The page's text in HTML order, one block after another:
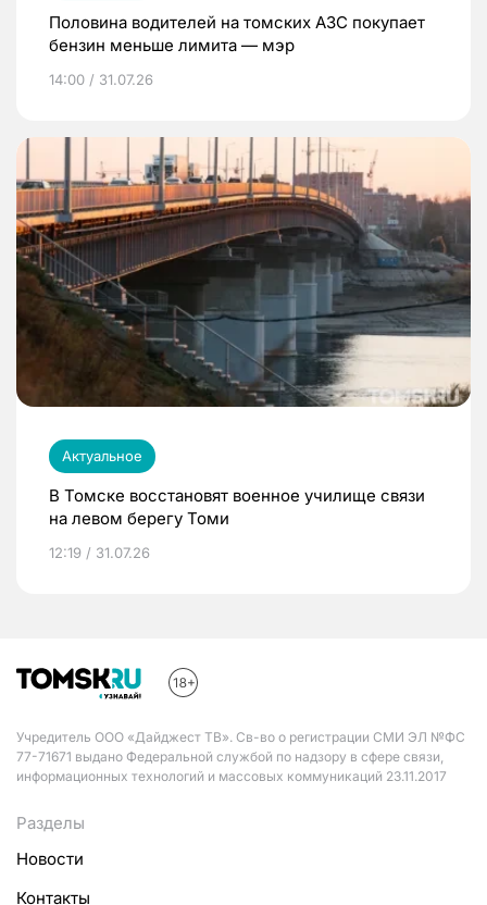
Половина водителей на томских АЗС покупает
бензин меньше лимита — мэр
14:00 / 31.07.26
Актуальное
В Томске восстановят военное училище связи
на левом берегу Томи
12:19 / 31.07.26
Учредитель ООО «Дайджест ТВ». Св-во о регистрации СМИ ЭЛ №ФС
77-71671 выдано Федеральной службой по надзору в сфере связи,
информационных технологий и массовых коммуникаций 23.11.2017
Разделы
Новости
Контакты